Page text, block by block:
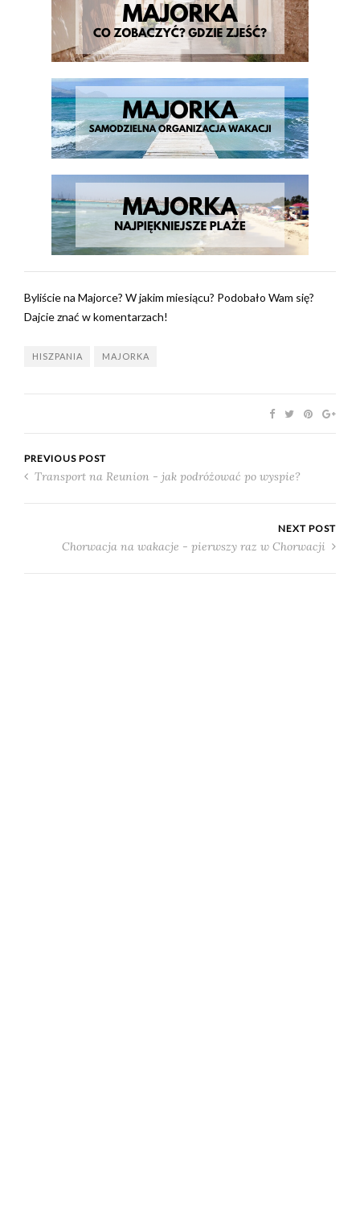
Byliście na Majorce? W jakim miesiącu? Podobało Wam się?
Dajcie znać w komentarzach!
HISZPANIA MAJORKA
PREVIOUS POST
Transport na Reunion - jak podróżować po wyspie?
NEXT POST
Chorwacja na wakacje - pierwszy raz w Chorwacji